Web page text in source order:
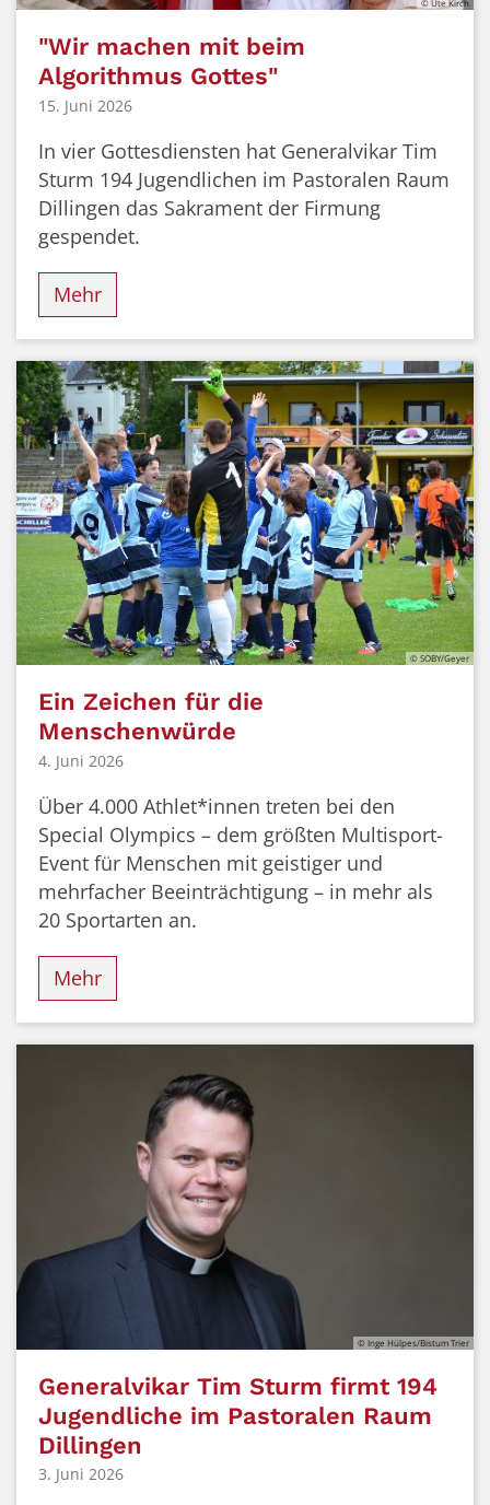
© Ute Kirch
"Wir machen mit beim
Algorithmus Gottes"
15. Juni 2026
In vier Gottesdiensten hat Generalvikar Tim
Sturm 194 Jugendlichen im Pastoralen Raum
Dillingen das Sakrament der Firmung
gespendet.
Mehr
© SOBY/Geyer
Ein Zeichen für die
Menschenwürde
4. Juni 2026
Über 4.000 Athlet*innen treten bei den
Special Olympics – dem größten Multisport-
Event für Menschen mit geistiger und
mehrfacher Beeinträchtigung – in mehr als
20 Sportarten an.
Mehr
© Inge Hülpes/Bistum Trier
Generalvikar Tim Sturm firmt 194
Jugendliche im Pastoralen Raum
Dillingen
3. Juni 2026